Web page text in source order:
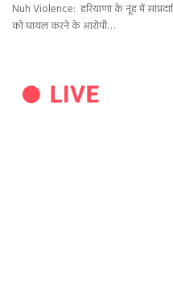
Nuh Violence: हरियाणा के नूंह में
को घायल करने के आरोपी…